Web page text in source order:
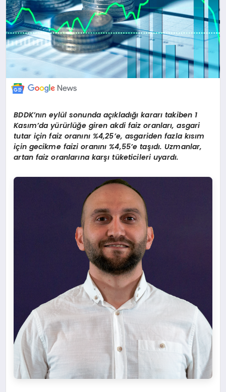
BDDK’nın eylül sonunda açıkladığı kararı takiben 1
Kasım’da yürürlüğe giren akdi faiz oranları, asgari
tutar için faiz oranını %4,25’e, asgariden fazla kısım
için gecikme faizi oranını %4,55’e taşıdı. Uzmanlar,
artan faiz oranlarına karşı tüketicileri uyardı.